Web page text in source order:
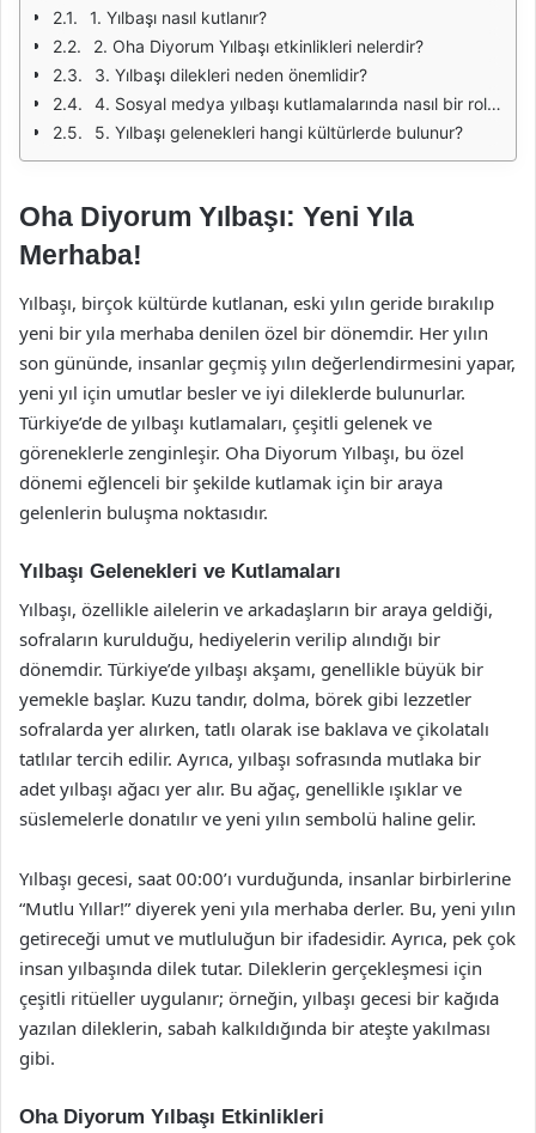
1. Yılbaşı nasıl kutlanır?
2. Oha Diyorum Yılbaşı etkinlikleri nelerdir?
3. Yılbaşı dilekleri neden önemlidir?
4. Sosyal medya yılbaşı kutlamalarında nasıl bir rol oynar?
5. Yılbaşı gelenekleri hangi kültürlerde bulunur?
Oha Diyorum Yılbaşı: Yeni Yıla
Merhaba!
Yılbaşı, birçok kültürde kutlanan, eski yılın geride bırakılıp
yeni bir yıla merhaba denilen özel bir dönemdir. Her yılın
son gününde, insanlar geçmiş yılın değerlendirmesini yapar,
yeni yıl için umutlar besler ve iyi dileklerde bulunurlar.
Türkiye’de de yılbaşı kutlamaları, çeşitli gelenek ve
göreneklerle zenginleşir. Oha Diyorum Yılbaşı, bu özel
dönemi eğlenceli bir şekilde kutlamak için bir araya
gelenlerin buluşma noktasıdır.
Yılbaşı Gelenekleri ve Kutlamaları
Yılbaşı, özellikle ailelerin ve arkadaşların bir araya geldiği,
sofraların kurulduğu, hediyelerin verilip alındığı bir
dönemdir. Türkiye’de yılbaşı akşamı, genellikle büyük bir
yemekle başlar. Kuzu tandır, dolma, börek gibi lezzetler
sofralarda yer alırken, tatlı olarak ise baklava ve çikolatalı
tatlılar tercih edilir. Ayrıca, yılbaşı sofrasında mutlaka bir
adet yılbaşı ağacı yer alır. Bu ağaç, genellikle ışıklar ve
süslemelerle donatılır ve yeni yılın sembolü haline gelir.
Yılbaşı gecesi, saat 00:00’ı vurduğunda, insanlar birbirlerine
“Mutlu Yıllar!” diyerek yeni yıla merhaba derler. Bu, yeni yılın
getireceği umut ve mutluluğun bir ifadesidir. Ayrıca, pek çok
insan yılbaşında dilek tutar. Dileklerin gerçekleşmesi için
çeşitli ritüeller uygulanır; örneğin, yılbaşı gecesi bir kağıda
yazılan dileklerin, sabah kalkıldığında bir ateşte yakılması
gibi.
Oha Diyorum Yılbaşı Etkinlikleri